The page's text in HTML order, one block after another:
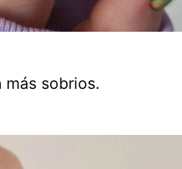
más sobrios.